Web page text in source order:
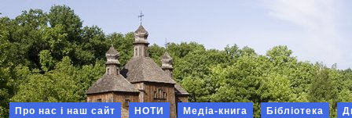
Про нас і наш сайт НОТИ Медіа-книга Бібліотека